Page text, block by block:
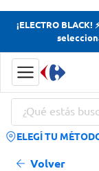
¡ELECTRO BLACK!
¿Qué estás buscando
ELEGÍ TU
Volver
Términos
Términos
Cerveza
Doves
Papas Fritas